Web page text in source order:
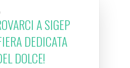
A SIGEP
DEDICATA
DOLCE!